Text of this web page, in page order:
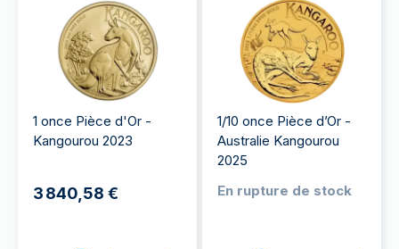
1 once Pièce d'Or -
Kangourou 2023
3 840,58 €
1/10 once Pièce d’Or -
Australie Kangourou
2025
En rupture de stock